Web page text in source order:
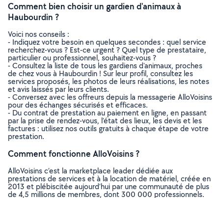
Comment bien choisir un gardien d'animaux à
Haubourdin ?
Voici nos conseils :
- Indiquez votre besoin en quelques secondes : quel service
recherchez-vous ? Est-ce urgent ? Quel type de prestataire,
particulier ou professionnel, souhaitez-vous ?
- Consultez la liste de tous les gardiens d'animaux, proches
de chez vous à Haubourdin ! Sur leur profil, consultez les
services proposés, les photos de leurs réalisations, les notes
et avis laissés par leurs clients.
- Conversez avec les offreurs depuis la messagerie AlloVoisins
pour des échanges sécurisés et efficaces.
- Du contrat de prestation au paiement en ligne, en passant
par la prise de rendez-vous, l’état des lieux, les devis et les
factures : utilisez nos outils gratuits à chaque étape de votre
prestation.
Comment fonctionne AlloVoisins ?
AlloVoisins c’est la marketplace leader dédiée aux
prestations de services et à la location de matériel, créée en
2013 et plébiscitée aujourd’hui par une communauté de plus
de 4,5 millions de membres, dont 300 000 professionnels.